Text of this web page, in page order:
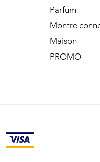
Parfum
Montre
Maison
PROMO